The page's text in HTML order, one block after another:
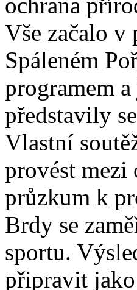
Vše začalo v
Spáleném
programem
představily
Vlastní
provést mezi
průzkum k
Brdy se
sportu.
připravit